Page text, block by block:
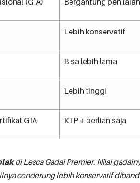
Lebih konservatif
Bisa lebih lama
Lebih tinggi
GIA KTP + berlian saja
di Lesca Gadai Premier. Nilai
cenderung lebih konservatif